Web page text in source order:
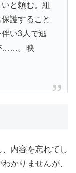
と頼む。組
護すること
い3人で逃
……。映
内容を忘れてし
かりませんが、